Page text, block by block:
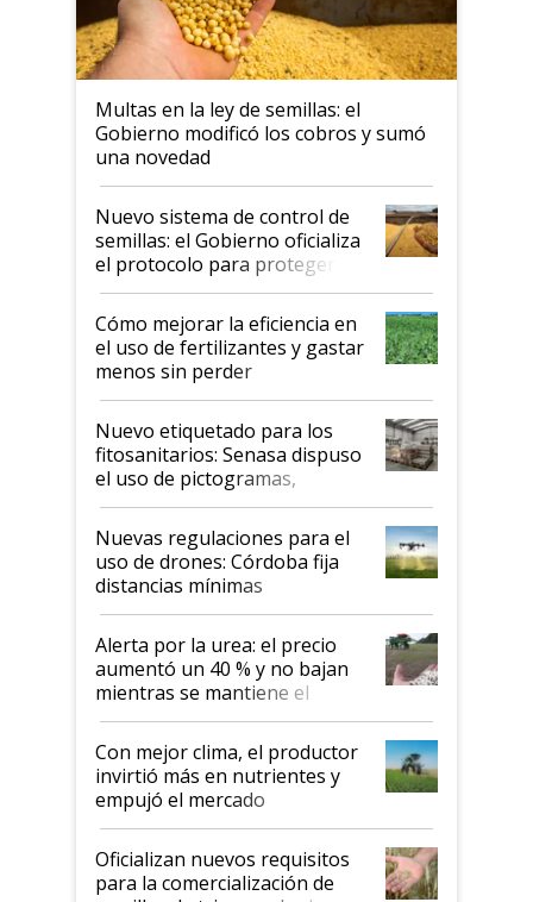
Multas en la ley de semillas: el
Gobierno modificó los cobros y sumó
una novedad
Nuevo sistema de control de
semillas: el Gobierno oficializa
el protocolo para proteger la
propiedad intelectual
Cómo mejorar la eficiencia en
el uso de fertilizantes y gastar
menos sin perder
productividad en la campaña
fina
Nuevo etiquetado para los
fitosanitarios: Senasa dispuso
el uso de pictogramas,
palabras de advertencia e
indicaciones
Nuevas regulaciones para el
uso de drones: Córdoba fija
distancias mínimas
Alerta por la urea: el precio
aumentó un 40 % y no bajan
mientras se mantiene el
conflicto en Medio Oriente
Con mejor clima, el productor
invirtió más en nutrientes y
empujó el mercado
Oficializan nuevos requisitos
para la comercialización de